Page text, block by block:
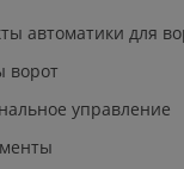
автоматики для
ворот
управление